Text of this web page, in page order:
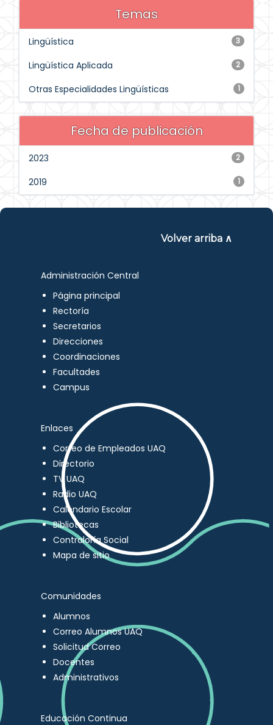
Temas
3
Lingüística
2
Lingüística Aplicada
1
Otras Especialidades Lingüísticas
Fecha de publicación
2
2023
1
2019
Volver arriba ∧
Administración Central
Página principal
Rectoría
Secretarios
Direcciones
Coordinaciones
Facultades
Campus
Enlaces
Correo de Empleados UAQ
Directorio
TV UAQ
Radio UAQ
Calendario Escolar
Bibliotecas
Contraloría Social
Mapa de sitio
Comunidades
Alumnos
Correo Alumnos UAQ
Solicitud Correo
Docentes
Administrativos
Educación Continua